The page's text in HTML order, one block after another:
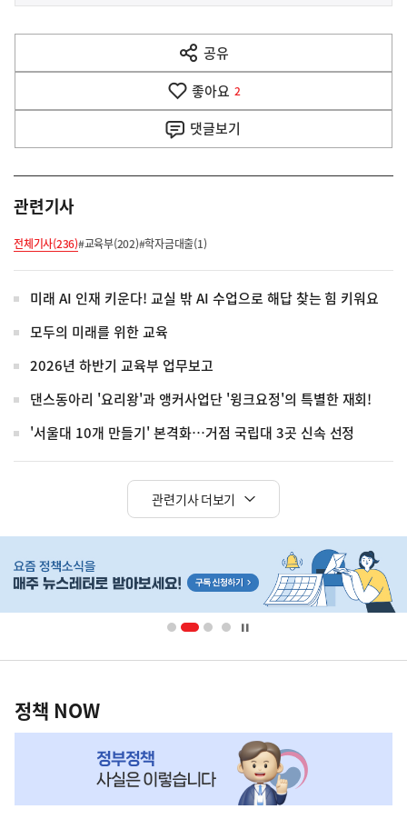
전
다
음
공유
열
기
좋아요 2
댓글보기
관련기사
전체기사(236)#교육부(202)#학자금대출(1)
미래 AI 인재 키운다! 교실 밖 AI 수업으로 해답 찾는 힘 키워요
모두의 미래를 위한 교육
2026년 하반기 교육부 업무보고
댄스동아리 '요리왕'과 앵커사업단 '윙크요정'의 특별한 재회!
'서울대 10개 만들기' 본격화…거점 국립대 3곳 신속 선정
관련기사 더보기
단
배
영
책
NOW,
정책 NOW